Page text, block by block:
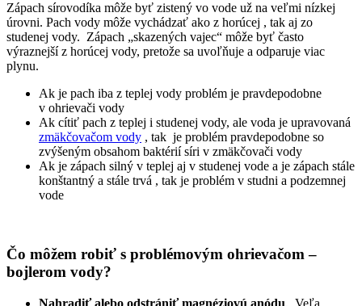
Zápach sírovodíka môže byť zistený vo vode už na veľmi nízkej
úrovni. Pach vody môže vychádzať ako z horúcej , tak aj zo
studenej vody. Zápach „skazených vajec“ môže byť často
výraznejší z horúcej vody, pretože sa uvoľňuje a odparuje viac
plynu.
Ak je pach iba z teplej vody problém je pravdepodobne
v ohrievači vody
Ak cítiť pach z teplej i studenej vody, ale voda je upravovaná
zmäkčovačom vody , tak je problém pravdepodobne so
zvýšeným obsahom baktérií síri v zmäkčovači vody
Ak je zápach silný v teplej aj v studenej vode a je zápach stále
konštantný a stále trvá , tak je problém v studni a podzemnej
vode
Čo môžem robiť s problémovým ohrievačom –
bojlerom vody?
Nahradiť alebo odstrániť magnéziovú anódu. Veľa